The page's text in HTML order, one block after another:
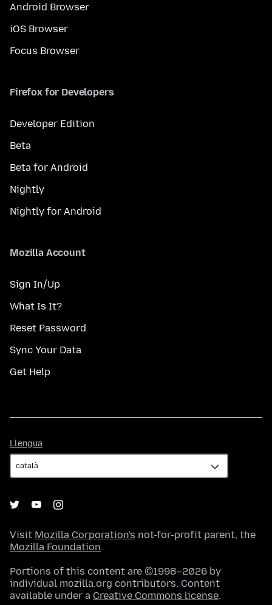
Android Browser
iOS Browser
Focus Browser
Firefox for Developers
Developer Edition
Beta
Beta for Android
Nightly
Nightly for Android
Mozilla Account
Sign In/Up
What Is It?
Reset Password
Sync Your Data
Get Help
Llengua
Visit Mozilla Corporation's not-for-profit parent, the
Mozilla Foundation.
Portions of this content are ©1998–2026 by
individual mozilla.org contributors. Content
available under a Creative Commons license.